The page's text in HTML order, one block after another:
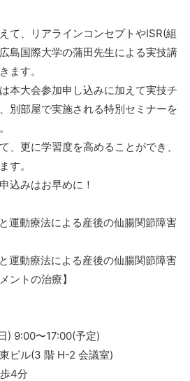
て、リアラインコンセプトやISR(組
島国際大学の蒲田先生による実技講
ます。
本大会参加申し込みに加えて実技チ
別部屋で実施される特別セミナーを
、更に学習度を高めることができ、
す。
込みはお早めに！
運動療法による産後の仙腸関節障害
運動療法による産後の仙腸関節障害
ントの治療】
) 9:00〜17:00(予定)
ビル(3 階 H-2 会議室)
4分